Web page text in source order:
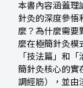
本書內容涵蓋理
針灸的深度參悟
麼？為什麼需要
麼在極簡針灸模
「技法篇」和
簡針灸核心的實
調經筋），並由